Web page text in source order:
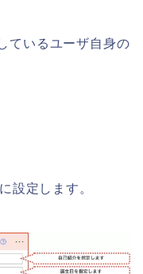
ているユーザ自身の
設定します。